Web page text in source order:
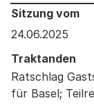
Behandelt an
Sitzung vom
24.06.2025
Traktanden
Ratschlag
für Basel;